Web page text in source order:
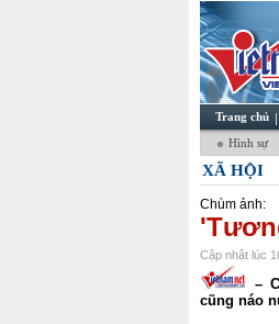
Trang chủ
Hình sự
XÃ HỘI
Chùm ảnh:
Cập nhật lúc
–
cũng náo